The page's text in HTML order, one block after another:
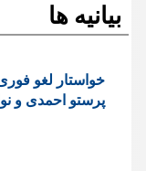
بیانیه ها
خواستار لغو
پرستو احمدی و